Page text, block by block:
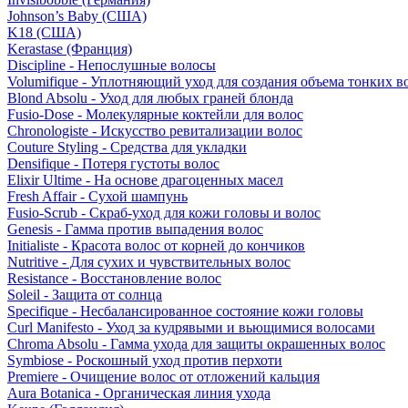
Johnson’s Baby (США)
K18 (США)
Kerastase (Франция)
Discipline - Непослушные волосы
Volumifique - Уплотняющий уход для создания объема тонких
Blond Absolu - Уход для любых граней блонда
Fusio-Dose - Молекулярные коктейли для волос
Chronologiste - Искусство ревитализации волос
Couture Styling - Средства для укладки
Densifique - Потеря густоты волос
Elixir Ultime - На основе драгоценных масел
Fresh Affair - Сухой шампунь
Fusio-Scrub - Скраб-уход для кожи головы и волос
Genesis - Гамма против выпадения волос
Initialiste - Красота волос от корней до кончиков
Nutritive - Для сухих и чувствительных волос
Resistance - Восстановление волос
Soleil - Защита от солнца
Specifique - Несбалансированное состояние кожи головы
Curl Manifesto - Уход за кудрявыми и вьющимися волосами
Chroma Absolu - Гамма ухода для защиты окрашенных волос
Symbiose - Роскошный уход против перхоти
Premiere - Очищение волос от отложений кальция
Aura Botanica - Органическая линия ухода